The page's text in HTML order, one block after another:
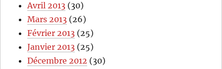
Avril 2013 (30)
Mars 2013 (26)
Février 2013 (25)
Janvier 2013 (25)
Décembre 2012 (30)